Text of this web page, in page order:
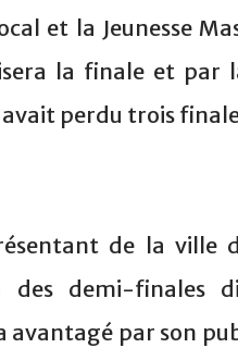
et la Jeunesse
la finale et par
perdu trois
de la ville
des demi-finales
avantagé par son